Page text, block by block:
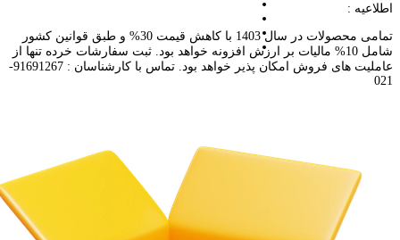
اطلاعیه :
تمامی محصولات در سال 1403 با کاهش قیمت 30% و طبق قوانین کشور
شامل 10% مالیات بر ارزش افزونه خواهد بود. ثبت سفارشات خرده تنها از
عاملیت های فروش امکان پذیر خواهد بود. تماس با کارشناسان : 91691267-
021